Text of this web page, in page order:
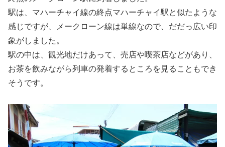
駅は、マハーチャイ線の終点マハーチャイ駅と似たような
感じですが、メークローン線は単線なので、だだっ広い印
象がしました。
駅の中は、観光地だけあって、売店や喫茶店などがあり、
お茶を飲みながら列車の発着するところを見ることもでき
そうです。